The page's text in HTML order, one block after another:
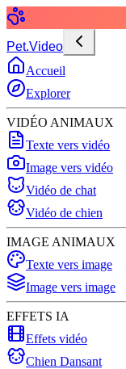
Pet.Video
Accueil
Explorer
VIDÉO ANIMAUX
Texte vers vidéo
Image vers vidéo
Vidéo de chat
Vidéo de chien
IMAGE ANIMAUX
Texte vers image
Image vers image
EFFETS IA
Effets vidéo
Chien Dansant